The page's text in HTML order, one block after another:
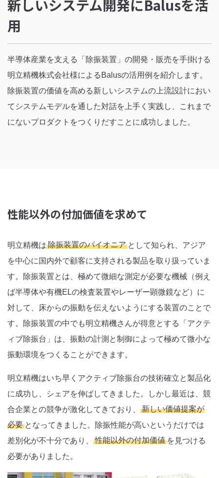
新しいシステム開発にBalusを活
用
半導体産業を支える「除振装置」の開発・販売を手掛ける
明立精機株式会社様によるBalusの活用例を紹介します。
除振装置の価値を高める新しいシステムの上流設計におい
てシステムモデルを通した対話を上手く実践し、これまで
にないプロダクトをつくりだすことに成功しました。
性能以外の付加価値を求めて
明立精機は 除振装置のパイオニア として知られ、アジア
を中心に国内外で顧客に支持される製品を取り扱っていま
す。除振装置とは、極めて微細な測定が必要な機械（例え
ば半導体や有機ELの検査装置やレーザー顕微鏡など）に
対して、床からの振動を伝えないようにする装置のことで
す。除振装置の中でも明立精機さんが得意とする「アクテ
ィブ除振台」は、振動の計測と制御によって極めて微小な
振動環境をつくることができます。
明立精機はいち早くアクティブ除振台の技術確立と製品化
に成功し、シェアを伸ばしてきました。しかし最近は、競
合企業との競争が激化してきており、
新しい価値提案が
必要 となってきました。除振性能が高いというだけでは
差別化が不十分であり、
性能以外の付加価値 を見つける
必要がありました。